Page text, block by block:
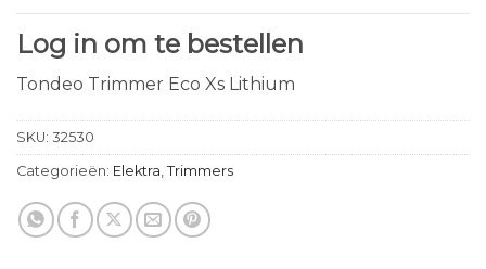
Log in om te bestellen
Tondeo Trimmer Eco Xs Lithium
SKU: 32530
Categorieën: Elektra Trimmers